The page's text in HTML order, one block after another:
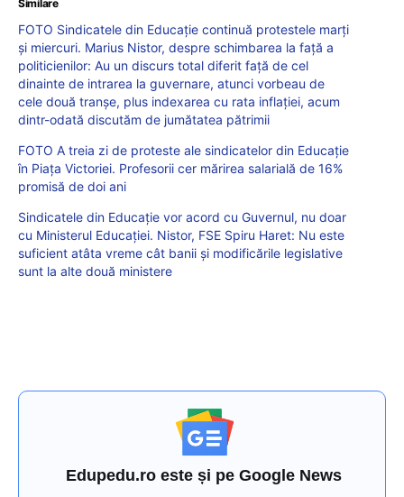
Similare
FOTO Sindicatele din Educație continuă protestele marți
și miercuri. Marius Nistor, despre schimbarea la față a
politicienilor: Au un discurs total diferit față de cel
dinainte de intrarea la guvernare, atunci vorbeau de
cele două tranșe, plus indexarea cu rata inflației, acum
dintr-odată discutăm de jumătatea pătrimii
FOTO A treia zi de proteste ale sindicatelor din Educație
în Piața Victoriei. Profesorii cer mărirea salarială de 16%
promisă de doi ani
Sindicatele din Educație vor acord cu Guvernul, nu doar
cu Ministerul Educației. Nistor, FSE Spiru Haret: Nu este
suficient atâta vreme cât banii și modificările legislative
sunt la alte două ministere
Edupedu.ro este și pe Google News